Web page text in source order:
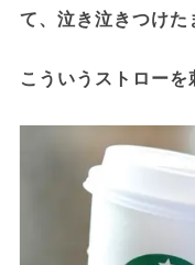
て、泣き泣きつけた
こういうストローを